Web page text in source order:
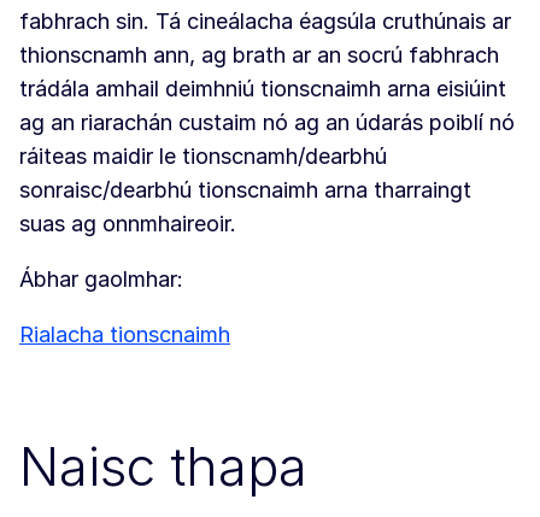
fabhrach sin. Tá cineálacha éagsúla cruthúnais ar
thionscnamh ann, ag brath ar an socrú fabhrach
trádála amhail deimhniú tionscnaimh arna eisiúint
ag an riarachán custaim nó ag an údarás poiblí nó
ráiteas maidir le tionscnamh/dearbhú
sonraisc/dearbhú tionscnaimh arna tharraingt
suas ag onnmhaireoir.
Ábhar gaolmhar:
Rialacha tionscnaimh
Naisc thapa